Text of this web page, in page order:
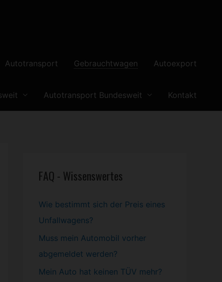
Autotransport Gebrauchtwagen Autoexport
Autotransport Bundesweit Kontakt
FAQ - Wissenswertes
Wie bestimmt sich der Preis eines
Unfallwagens?
Muss mein Automobil vorher
abgemeldet werden?
Mein Auto hat keinen TÜV mehr?